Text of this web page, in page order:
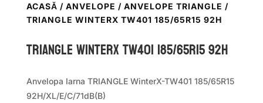
ACASĂ / ANVELOPE / ANVELOPE TRIANGLE /
TRIANGLE WINTERX TW401 185/65R15 92H
TRIANGLE WINTERX TW401 185/65R15 92H
Anvelopa Iarna TRIANGLE WinterX-TW401 185/65R15
92H/XL/E/C/71dB(B)